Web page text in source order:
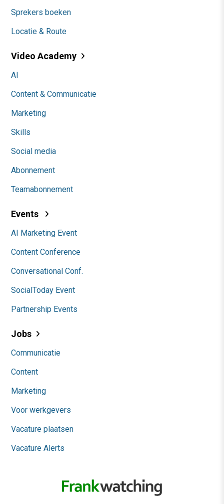
Sprekers boeken
Locatie & Route
Video Academy
AI
Content & Communicatie
Marketing
Skills
Social media
Abonnement
Teamabonnement
Events
AI Marketing Event
Content Conference
Conversational Conf.
SocialToday Event
Partnership Events
Jobs
Communicatie
Content
Marketing
Voor werkgevers
Vacature plaatsen
Vacature Alerts